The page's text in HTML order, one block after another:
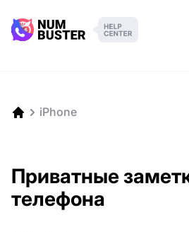
iPhone
Приватные
телефона